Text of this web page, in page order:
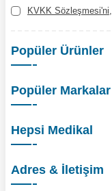
KVKK Sözleşmesi'ni
Popüler Ürünler
Popüler Markalar
Hepsi Medikal
Adres & İletişim